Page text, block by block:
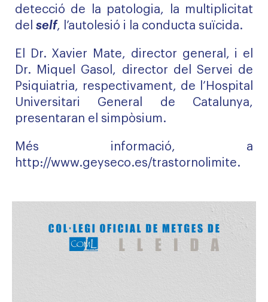
detecció de la patologia, la multiplicitat
del self, l’autolesió i la conducta suïcida.
El Dr. Xavier Mate, director general, i el
Dr. Miquel Gasol, director del Servei de
Psiquiatria, respectivament, de l’Hospital
Universitari General de Catalunya,
presentaran el simpòsium.
Més informació, a
http://www.geyseco.es/trastornolimite.